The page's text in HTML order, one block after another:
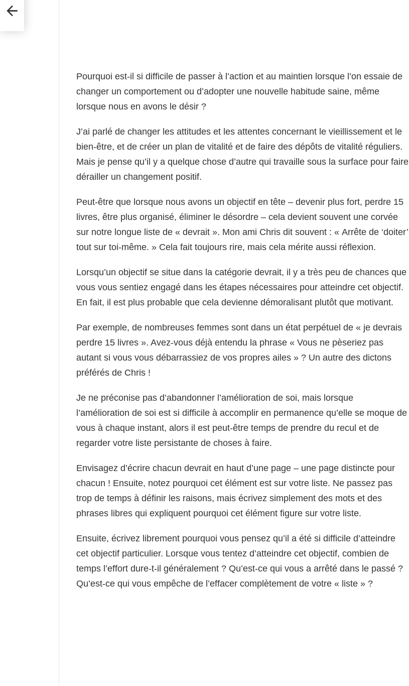
Pourquoi est-il si difficile de passer à l’action et au maintien lorsque l’on essaie de
changer un comportement ou d’adopter une nouvelle habitude saine, même
lorsque nous en avons le désir ?
J’ai parlé de changer les attitudes et les attentes concernant le vieillissement et le
bien-être, et de créer un plan de vitalité et de faire des dépôts de vitalité réguliers.
Mais je pense qu’il y a quelque chose d’autre qui travaille sous la surface pour faire
dérailler un changement positif.
Peut-être que lorsque nous avons un objectif en tête – devenir plus fort, perdre 15
livres, être plus organisé, éliminer le désordre – cela devient souvent une corvée
sur notre longue liste de « devrait ». Mon ami Chris dit souvent : « Arrête de ‘doiter’
tout sur toi-même. » Cela fait toujours rire, mais cela mérite aussi réflexion.
Lorsqu’un objectif se situe dans la catégorie devrait, il y a très peu de chances que
vous vous sentiez engagé dans les étapes nécessaires pour atteindre cet objectif.
En fait, il est plus probable que cela devienne démoralisant plutôt que motivant.
Par exemple, de nombreuses femmes sont dans un état perpétuel de « je devrais
perdre 15 livres ». Avez-vous déjà entendu la phrase « Vous ne pèseriez pas
autant si vous vous débarrassiez de vos propres ailes » ? Un autre des dictons
préférés de Chris !
Je ne préconise pas d’abandonner l’amélioration de soi, mais lorsque
l’amélioration de soi est si difficile à accomplir en permanence qu’elle se moque de
vous à chaque instant, alors il est peut-être temps de prendre du recul et de
regarder votre liste persistante de choses à faire.
Envisagez d’écrire chacun devrait en haut d’une page – une page distincte pour
chacun ! Ensuite, notez pourquoi cet élément est sur votre liste. Ne passez pas
trop de temps à définir les raisons, mais écrivez simplement des mots et des
phrases libres qui expliquent pourquoi cet élément figure sur votre liste.
Ensuite, écrivez librement pourquoi vous pensez qu’il a été si difficile d’atteindre
cet objectif particulier. Lorsque vous tentez d’atteindre cet objectif, combien de
temps l’effort dure-t-il généralement ? Qu’est-ce qui vous a arrêté dans le passé ?
Qu’est-ce qui vous empêche de l’effacer complètement de votre « liste » ?